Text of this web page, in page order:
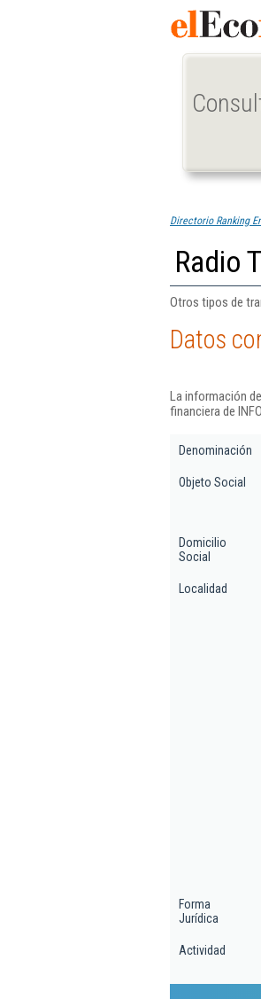
Directorio Ranking
Radio
Otros tipos de
Datos
La información
financiera de
Denominación
Objeto Social
Domicilio
Social
Localidad
Forma
Jurídica
Actividad